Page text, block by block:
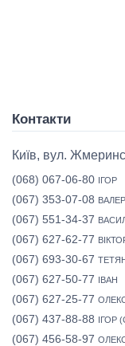
Контакти
Київ, вул.
(068) 067-06-80 ІГОР
(067) 353-07-08
(067) 551-34-37
(067) 627-62-77
(067) 693-30-67
(067) 627-50-77 ІВАН
(067) 627-25-77
(067) 437-88-88 ІГОР
(067) 456-58-97